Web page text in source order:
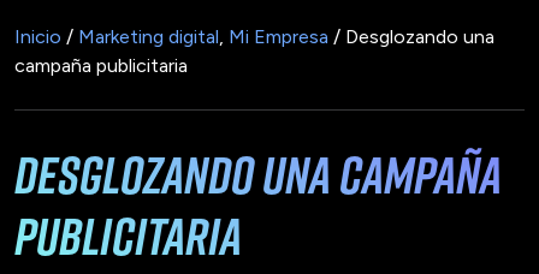
Inicio / Marketing digital, Mi Empresa / Desglozando una
campaña publicitaria
Desglozando una campaña
publicitaria